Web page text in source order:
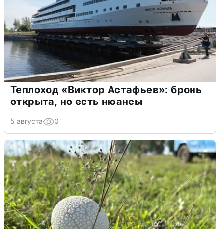
Теплоход «Виктор Астафьев»: бронь
открыта, но есть нюансы
5 августа 0